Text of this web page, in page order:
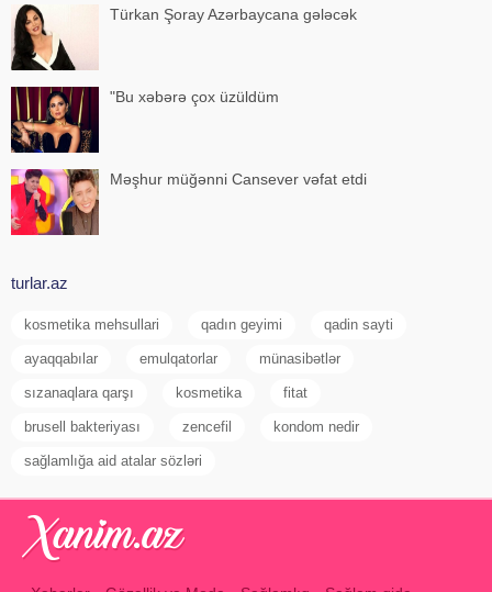
Türkan Şoray Azərbaycana gələcək
"Bu xəbərə çox üzüldüm
Məşhur müğənni Cansever vəfat etdi
turlar.az
kosmetika mehsullari qadın geyimi qadin sayti
ayaqqabılar emulqatorlar münasibətlər
sızanaqlara qarşı kosmetika fitat
brusell bakteriyası zencefil kondom nedir
sağlamlığa aid atalar sözləri